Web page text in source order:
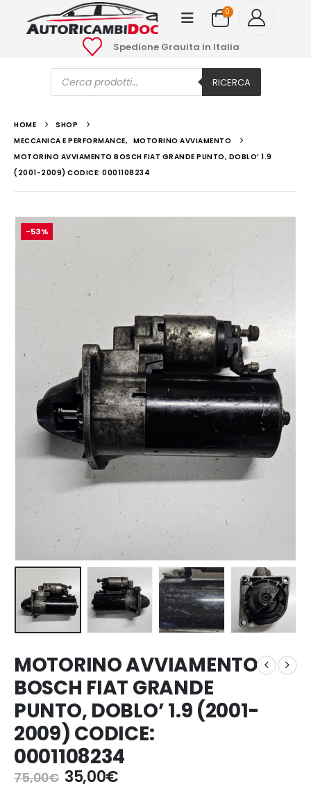
0
Spedione Grauita in Italia
Ricerca
prodotti RICERCA
HOME
SHOP
MECCANICA E PERFORMANCE, MOTORINO AVVIAMENTO
MOTORINO AVVIAMENTO BOSCH FIAT GRANDE PUNTO, DOBLO’ 1.9
(2001-2009) CODICE: 0001108234
-53%
MOTORINO AVVIAMENTO
BOSCH FIAT GRANDE
PUNTO, DOBLO’ 1.9 (2001-
2009) CODICE:
0001108234
75,00€ Il
35,00€Il